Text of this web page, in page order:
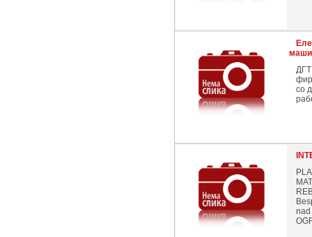
ДГТ
со
nad